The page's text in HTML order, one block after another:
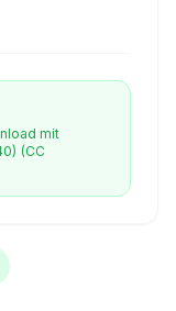
mit
(CC